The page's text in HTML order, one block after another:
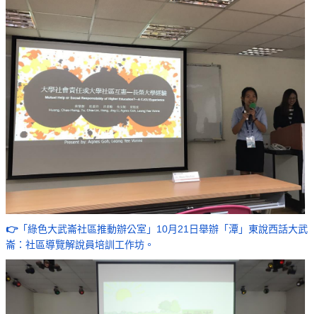
👉「綠色大武崙社區推動辦公室」10月21日舉辦「潭」東說西話大武
崙：社區導覽解說員培訓工作坊。